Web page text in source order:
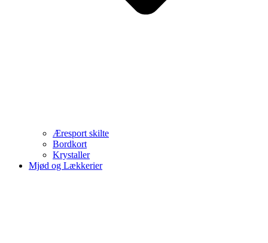
Æresport skilte
Bordkort
Krystaller
Mjød og Lækkerier